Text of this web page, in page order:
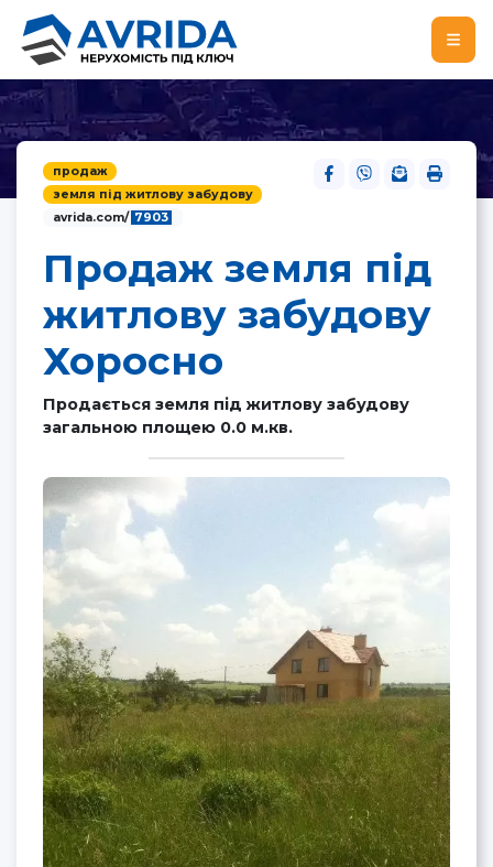
продаж
земля під житлову забудову
avrida.com/ 7903
Продаж земля під
житлову забудову
Хоросно
Продається земля під житлову забудову
загальною площею 0.0 м.кв.